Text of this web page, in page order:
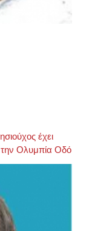
έχει
την Ολυμπία Οδό